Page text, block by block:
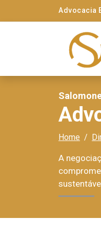
Advocacia
Home
A